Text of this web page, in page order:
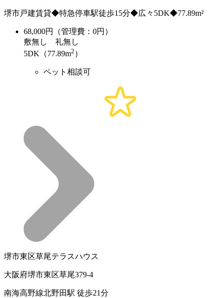
堺市戸建賃貸◆特急停車駅徒歩15分◆広々5DK◆77.89m²
68,000円（管理費：0円）
敷無し 礼無し
5DK（77.89m2 ）
ペット相談可
堺市東区草尾テラスハウス
大阪府堺市東区草尾379-4
南海高野線北野田駅 徒歩21分